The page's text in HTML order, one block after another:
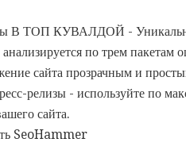
В ТОП КУВАЛДОЙ -
по трем пакетам
сайта прозрачным и
релизы - используйте по
сайта.
SeoHammer